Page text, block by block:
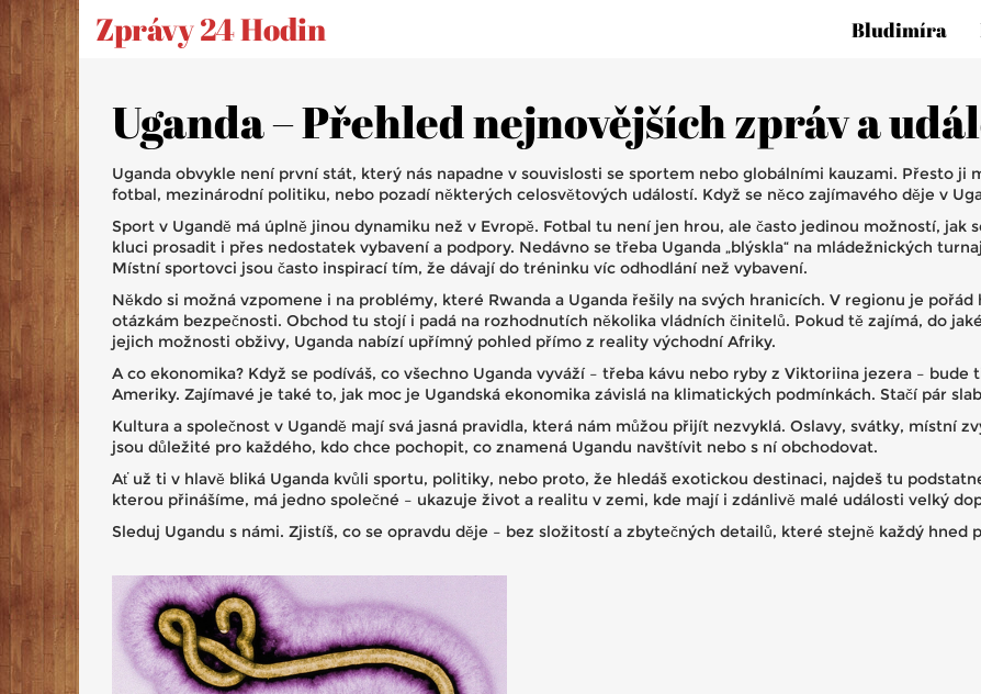
Zprávy 24 Hodin Bludimíra
Uganda – Přehled nejnovějších zpráv a
Uganda obvykle není první stát, který nás napadne v souvislosti se sportem nebo globálními kauzami. Přesto ji
fotbal, mezinárodní politiku, nebo pozadí některých celosvětových událostí. Když se něco zajímavého děje v
Sport v Ugandě má úplně jinou dynamiku než v Evropě. Fotbal tu není jen hrou, ale často jedinou možností, jak
kluci prosadit i přes nedostatek vybavení a podpory. Nedávno se třeba Uganda „blýskla“ na mládežnických
Místní sportovci jsou často inspirací tím, že dávají do tréninku víc odhodlání než vybavení.
Někdo si možná vzpomene i na problémy, které Rwanda a Uganda řešily na svých hranicích. V regionu je
otázkám bezpečnosti. Obchod tu stojí i padá na rozhodnutích několika vládních činitelů. Pokud tě zajímá, do
jejich možnosti obživy, Uganda nabízí upřímný pohled přímo z reality východní Afriky.
A co ekonomika? Když se podíváš, co všechno Uganda vyváží – třeba kávu nebo ryby z Viktoriina jezera – bude
Ameriky. Zajímavé je také to, jak moc je Ugandská ekonomika závislá na klimatických podmínkách. Stačí pár
Kultura a společnost v Ugandě mají svá jasná pravidla, která nám můžou přijít nezvyklá. Oslavy, svátky, místní
jsou důležité pro každého, kdo chce pochopit, co znamená Ugandu navštívit nebo s ní obchodovat.
Ať už ti v hlavě bliká Uganda kvůli sportu, politiky, nebo proto, že hledáš exotickou destinaci, najdeš tu
kterou přinášíme, má jedno společné – ukazuje život a realitu v zemi, kde mají i zdánlivě malé události velký
Sleduj Ugandu s námi. Zjistíš, co se opravdu děje – bez složitostí a zbytečných detailů, které stejně každý hned